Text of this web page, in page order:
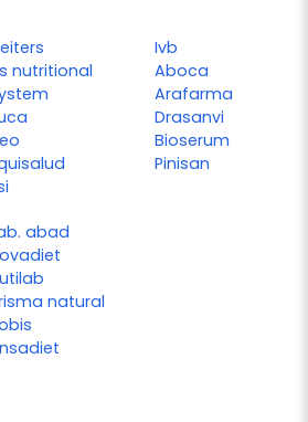
nutritional
Ivb
Aboca
Arafarma
Drasanvi
Bioserum
Pinisan
abad
natural